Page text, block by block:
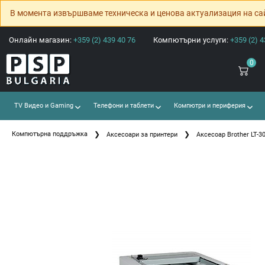
В момента извършваме техническа и ценова актуализация на
Онлайн магазин: +359 (2) 439 40 76 Компютърни услуги: +359 (2)
0
TV Видео и Gaming Телефони и таблети Компютри и периферия
Компютърна поддръжка Аксесоари за принтери Аксесоар Brother LT-